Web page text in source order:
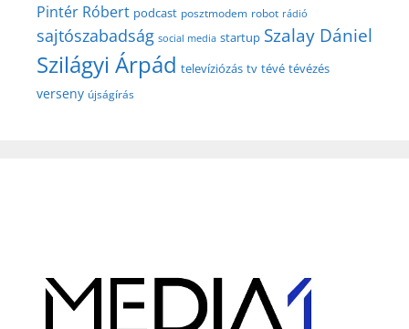
Pintér Róbert podcast posztmodem robot rádió
sajtószabadság social media startup Szalay Dániel
Szilágyi Árpád televíziózás tv tévé tévézés
verseny újságírás